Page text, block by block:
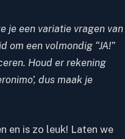
je een variatie vragen van
om een ​​volmondig “JA!”
Houd er rekening
dus maak je
en is zo leuk! Laten we